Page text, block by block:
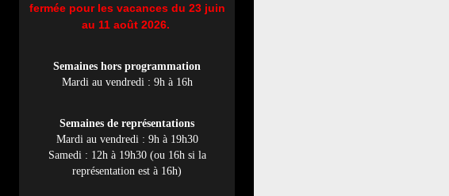
fermée pour les vacances du 23 juin
au 11 août 2026.
Semaines hors programmation
Mardi au vendredi : 9h à 16h
Semaines de représentations
Mardi au vendredi : 9h à 19h30
Samedi : 12h à 19h30 (ou 16h si la
représentation est à 16h)